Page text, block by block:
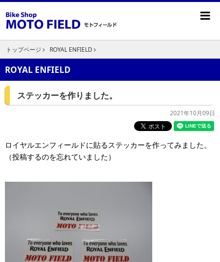
トップページ ROYAL ENFIELD
ROYAL ENFIELD
ステッカーを作りました。
2021年10月09日
ロイヤルエンフィールドに貼るステッカーを作ってみました。
（投稿するのを忘れていました）